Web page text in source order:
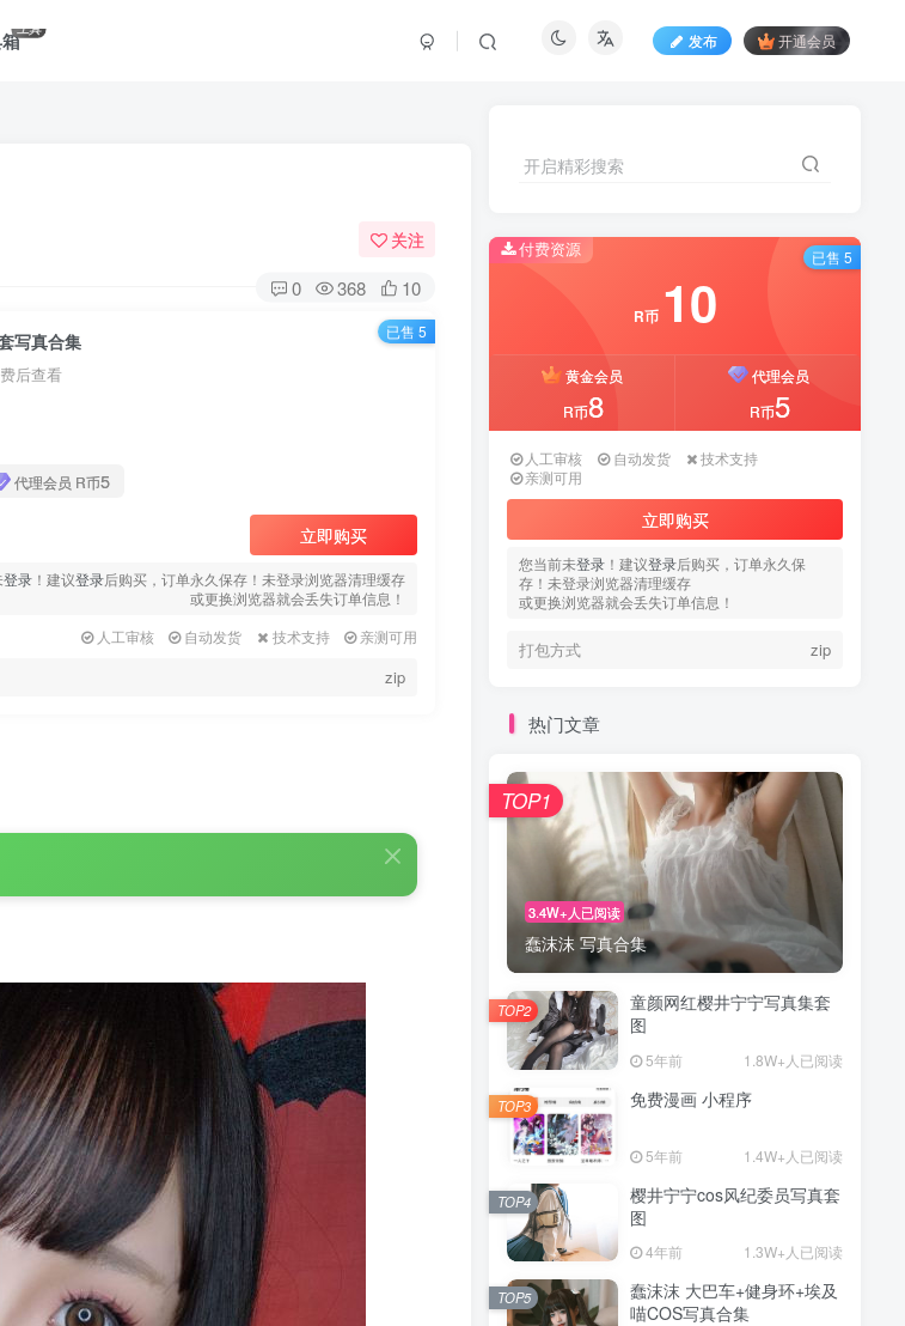
工具
发布 开通会员
关注
0 368 10
写真合集
后查看
代理会员 R币5
立即购买
登录 ！建议登录后购买，订单永久保存！未登录浏览器清理缓存
或更换浏览器就会丢失订单信息！
人工审核
自动发货 技术支持 亲测可用
zip
已售 5
开启精彩搜索
付费资源
R币 10
黄金会员
R币8
代理会员
R币5
人工审核 自动发货
技术支持
亲测可用
立即购买
您当前未登录 ！建议登录后购买，订单永久保
存！未登录浏览器清理缓存
或更换浏览器就会丢失订单信息！
打包方式 zip
已售 5
热门文章
3.4W+人已阅读
蠢沫沫 写真合集
TOP1
童颜网红樱井宁宁写真集套
图
5年前 1.8W+人已阅读
TOP2
免费漫画 小程序
5年前 1.4W+人已阅读
TOP3
樱井宁宁cos风纪委员写真套
图
4年前 1.3W+人已阅读
TOP4
蠢沫沫 大巴车+健身环+埃及
喵COS写真合集
TOP5